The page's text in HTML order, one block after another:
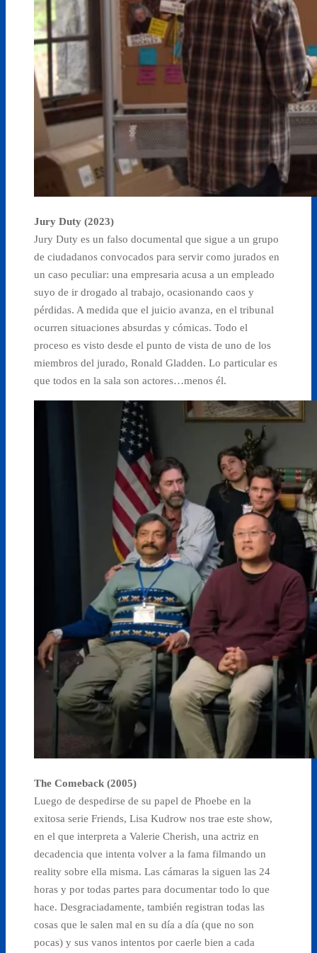
Jury Duty (2023)
Jury Duty es un falso documental que sigue a un grupo
de ciudadanos convocados para servir como jurados en
un caso peculiar: una empresaria acusa a un empleado
suyo de ir drogado al trabajo, ocasionando caos y
pérdidas. A medida que el juicio avanza, en el tribunal
ocurren situaciones absurdas y cómicas. Todo el
proceso es visto desde el punto de vista de uno de los
miembros del jurado, Ronald Gladden. Lo particular es
que todos en la sala son actores…menos él.
The Comeback (2005)
Luego de despedirse de su papel de Phoebe en la
exitosa serie Friends, Lisa Kudrow nos trae este show,
en el que interpreta a Valerie Cherish, una actriz en
decadencia que intenta volver a la fama filmando un
reality sobre ella misma. Las cámaras la siguen las 24
horas y por todas partes para documentar todo lo que
hace. Desgraciadamente, también registran todas las
cosas que le salen mal en su día a día (que no son
pocas) y sus vanos intentos por caerle bien a cada